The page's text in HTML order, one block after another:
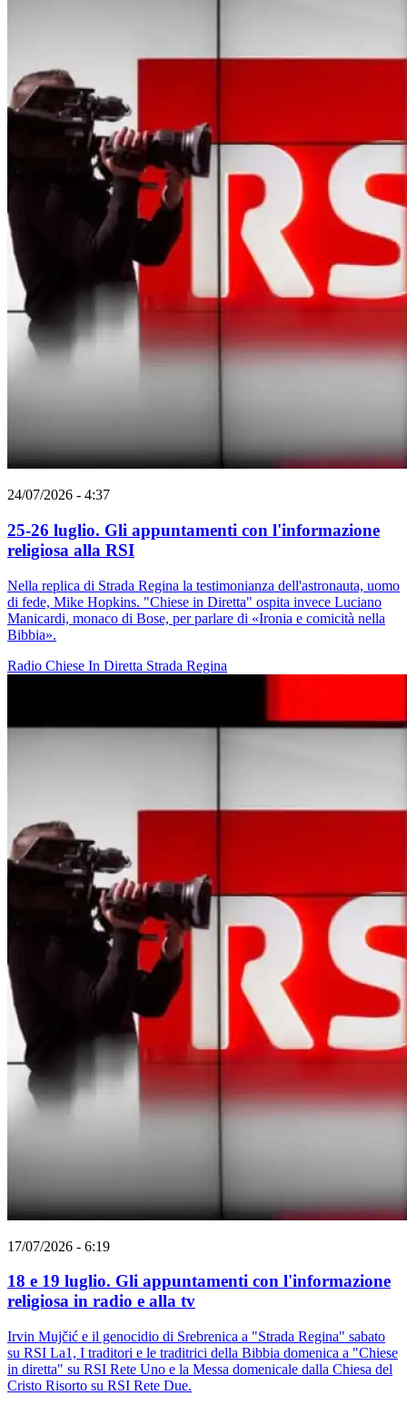
24/07/2026 - 4:37
25-26 luglio. Gli appuntamenti con l'informazione
religiosa alla RSI
Nella replica di Strada Regina la testimonianza dell'astronauta, uomo
di fede, Mike Hopkins. "Chiese in Diretta" ospita invece Luciano
Manicardi, monaco di Bose, per parlare di «Ironia e comicità nella
Bibbia».
Radio Chiese In Diretta Strada Regina
17/07/2026 - 6:19
18 e 19 luglio. Gli appuntamenti con l'informazione
religiosa in radio e alla tv
Irvin Mujčić e il genocidio di Srebrenica a "Strada Regina" sabato
su RSI La1, I traditori e le traditrici della Bibbia domenica a "Chiese
in diretta" su RSI Rete Uno e la Messa domenicale dalla Chiesa del
Cristo Risorto su RSI Rete Due.